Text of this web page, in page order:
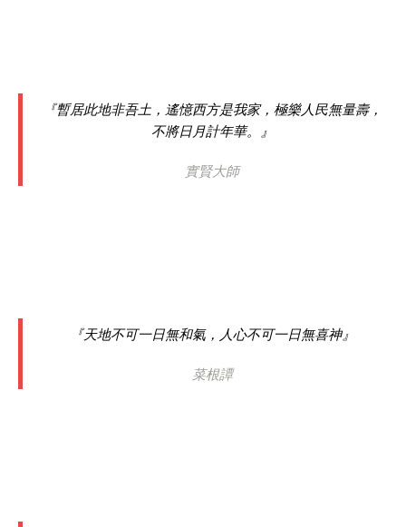
『暫居此地非吾土，遙憶西方是我家，極樂人民無量壽，
不將日月計年華。』
實賢大師
『天地不可一日無和氣，人心不可一日無喜神』
菜根譚